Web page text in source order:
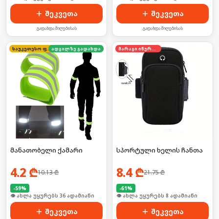
შეკვეთა
გადახდა მიღებისას
შეკვეთა
გადახდა მიღებისას
საუკეთესო ფასი ადგილზე გადახდა
მანათობელი ქამარი
4.2 ₾10.13₾
-59%
🛒 ბოლო 24სთ-ში იყიდა 53-მა
შეკვეთა
სპორტული ხელის ჩანთა
8.4₾21.75₾
-61%
🛒 ბოლო 24სთ-ში იყიდა 16-მა
შეკვეთა